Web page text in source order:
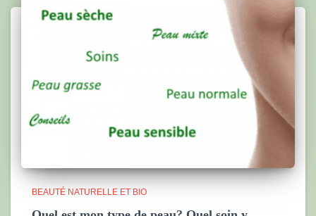
BEAUTÉ NATURELLE ET BIO